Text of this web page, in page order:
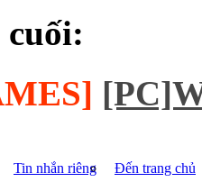
Tin nhắn riêng Đến trang chủ